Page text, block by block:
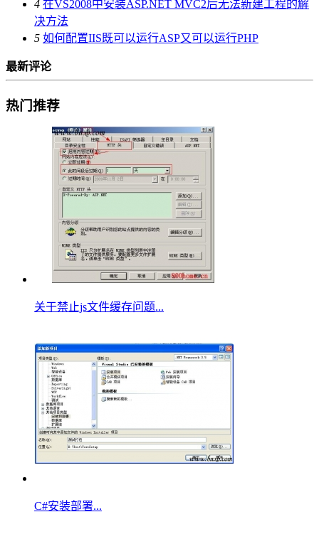
4 在VS2008中安装ASP.NET MVC2后无法新建工程的解
决方法
5 如何配置IIS既可以运行ASP又可以运行PHP
最新评论
热门推荐
关于禁止js文件缓存问题...
C#安装部署...